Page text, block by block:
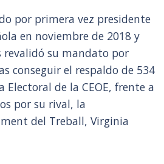
por primera vez presidente
en noviembre de 2018 y
revalidó su mandato por
conseguir el respaldo de 534
Electoral de la CEOE, frente a
por su rival, la
del Treball, Virginia